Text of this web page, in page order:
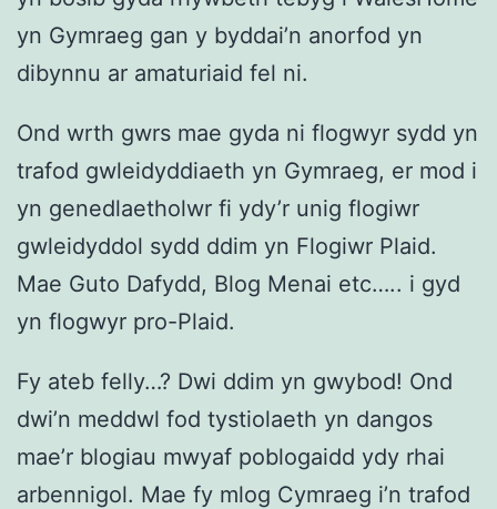
yn Gymraeg gan y byddai’n anorfod yn
dibynnu ar amaturiaid fel ni.
Ond wrth gwrs mae gyda ni flogwyr sydd yn
trafod gwleidyddiaeth yn Gymraeg, er mod i
yn genedlaetholwr fi ydy’r unig flogiwr
gwleidyddol sydd ddim yn Flogiwr Plaid.
Mae Guto Dafydd, Blog Menai etc….. i gyd
yn flogwyr pro-Plaid.
Fy ateb felly…? Dwi ddim yn gwybod! Ond
dwi’n meddwl fod tystiolaeth yn dangos
mae’r blogiau mwyaf poblogaidd ydy rhai
arbennigol. Mae fy mlog Cymraeg i’n trafod